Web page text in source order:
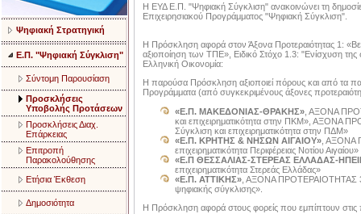
Ψηφιακή Στρατηγική
Ε.Π. "Ψηφιακή Σύγκλιση"
Σύντομη Παρουσίαση
Προσκλήσεις
Υποβολής Προτάσεων
Προσκλήσεις Διαχ.
Επάρκειας
Επιτροπή
Παρακολούθησης
Ετήσια Έκθεση
Δημοσιότητα
Η ΕΥΔ Ε.Π. "Ψηφιακή Σύγκλιση" ανακοινώνει τη
Επιχειρησιακού Προγράμματος "Ψηφιακή Σύγκλιση".
Η Πρόσκληση αφορά στον Άξονα Προτεραιότητας 1:
αξιοποίηση των ΤΠΕ», Ειδικό Στόχο 1.3: "Ενίσχυση
Ελληνική Οικονομία:
Η παρούσα Πρόσκληση αξιοποιεί πόρους και από τα
Προγράμματα (από συγκεκριμένους άξονες
«Ε.Π. ΜΑΚΕΔΟΝΙΑΣ-ΘΡΑΚΗΣ» , ΑΞΟΝΑ
και επιχειρηματικότητα στην ΠΚΜ», ΑΞΟΝΑ
Σύγκλιση και επιχειρηματικότητα στην ΠΔΜ»
«Ε.Π. ΚΡΗΤΗΣ & ΝΗΣΩΝ ΑΙΓΑΙΟΥ» , ΑΞΟΝΑ
επιχειρηματικότητα Περιφέρειας Νοτίου Αιγαίου»
«Ε.Π ΘΕΣΣΑΛΙΑΣ-ΣΤΕΡΕΑΣ ΕΛΛΑΔΑΣ-
επιχειρηματικότητα Στερεάς Ελλάδας»
«Ε.Π. ΑΤΤΙΚΗΣ» , ΑΞΟΝΑ ΠΡΟΤΕΡΑΙΟΤΗΤΑΣ 3:
ψηφιακής σύγκλισης».
Η Πρόσκληση αφορά στους φορείς που εμπίπτουν στις